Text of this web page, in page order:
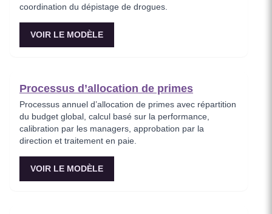
coordination du dépistage de drogues.
VOIR LE MODÈLE
Processus d’allocation de primes
Processus annuel d’allocation de primes avec répartition
du budget global, calcul basé sur la performance,
calibration par les managers, approbation par la
direction et traitement en paie.
VOIR LE MODÈLE